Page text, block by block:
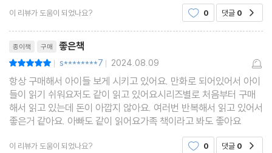
이 리뷰가 도움이 되었나요? 0 댓글 0
종이책 구매 좋은책
| s********7 | 2024.08.09
항상 구매해서 아이들 보게 시키고 있어요. 만화로 되어있어서 아이
들이 읽기 쉬워요저도 같이 읽고 있어요시리즈별로 처음부터 구매
해서 읽고 있는데 돈이 아깝지 않아요. 여러번 반복해서 읽고 있어서
좋은거 같아요. 아빠도 같이 읽어요가족 책이라고 봐도 좋아요
이 리뷰가 도움이 되었나요? 0 댓글 0